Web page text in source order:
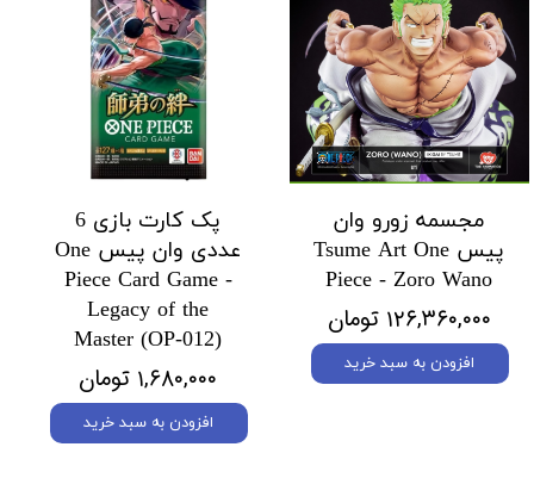
مجسمه زورو وان
پیس Tsume Art One
Piece - Zoro Wano
۱۲۶,۳۶۰,۰۰۰ تومان
افزودن به سبد خرید
پک کارت بازی 6
عددی وان پیس One
Piece Card Game -
Legacy of the
Master (OP-012)
۱,۶۸۰,۰۰۰ تومان
افزودن به سبد خرید